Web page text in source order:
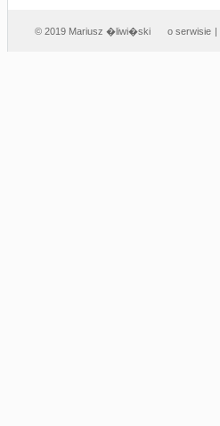
© 2019 Mariusz �liwi�ski o serwisie |